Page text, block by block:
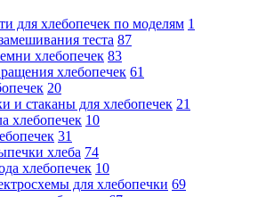
для хлебопечек по моделям 1
теста 87
хлебопечек 83
хлебопечек 61
20
и стаканы для хлебопечек 21
хлебопечек 10
31
хлеба 74
хлебопечек 10
для хлебопечки 69